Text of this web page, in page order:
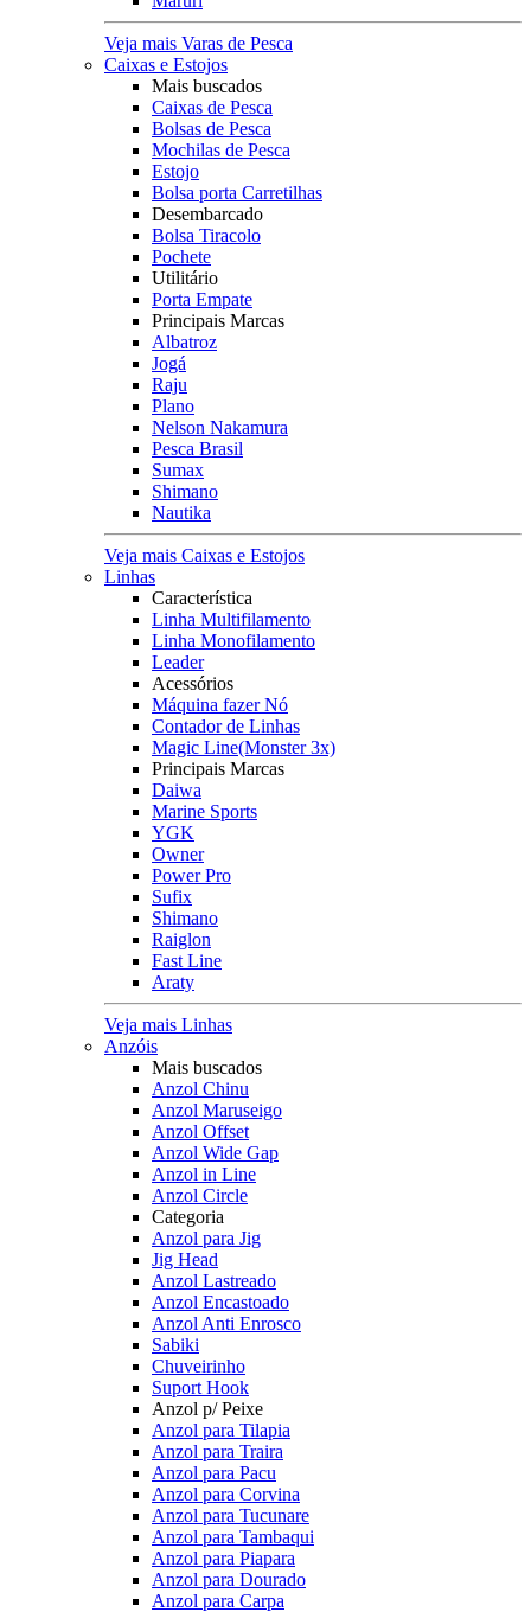
Veja mais Varas de Pesca
Caixas e Estojos
Mais buscados
Caixas de Pesca
Bolsas de Pesca
Mochilas de Pesca
Estojo
Bolsa porta Carretilhas
Desembarcado
Bolsa Tiracolo
Pochete
Utilitário
Porta Empate
Principais Marcas
Albatroz
Jogá
Raju
Plano
Nelson Nakamura
Pesca Brasil
Sumax
Shimano
Nautika
Veja mais Caixas e Estojos
Linhas
Característica
Linha Multifilamento
Linha Monofilamento
Leader
Acessórios
Máquina fazer Nó
Contador de Linhas
Magic Line(Monster 3x)
Principais Marcas
Daiwa
Marine Sports
YGK
Owner
Power Pro
Sufix
Shimano
Raiglon
Fast Line
Araty
Veja mais Linhas
Anzóis
Mais buscados
Anzol Chinu
Anzol Maruseigo
Anzol Offset
Anzol Wide Gap
Anzol in Line
Anzol Circle
Categoria
Anzol para Jig
Jig Head
Anzol Lastreado
Anzol Encastoado
Anzol Anti Enrosco
Sabiki
Chuveirinho
Suport Hook
Anzol p/ Peixe
Anzol para Tilapia
Anzol para Traira
Anzol para Pacu
Anzol para Corvina
Anzol para Tucunare
Anzol para Tambaqui
Anzol para Piapara
Anzol para Dourado
Anzol para Carpa